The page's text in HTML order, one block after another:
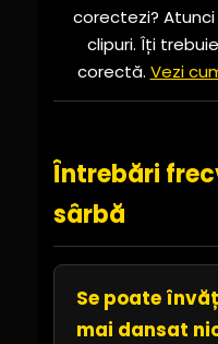
corectezi?
clipuri. Îți
corectă. Vezi
Întrebări
sârbă
Se poate
mai dansat